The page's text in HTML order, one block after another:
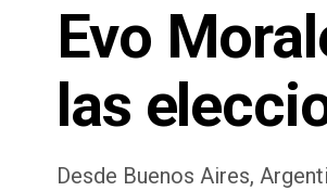
Evo
las
Desde Buenos Aires,